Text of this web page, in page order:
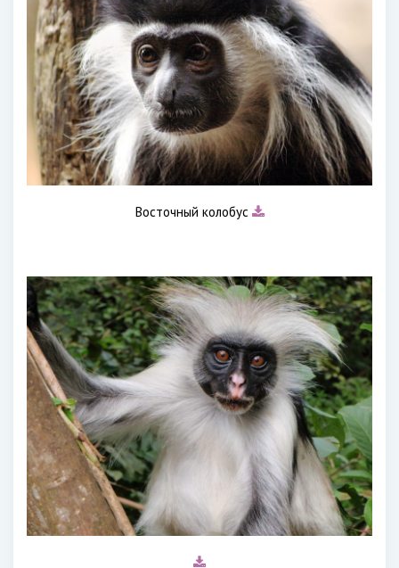
Восточный колобус